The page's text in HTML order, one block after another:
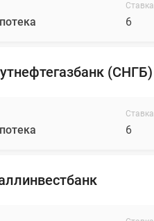
Ставка
6
(СНГБ)
Ставка
6